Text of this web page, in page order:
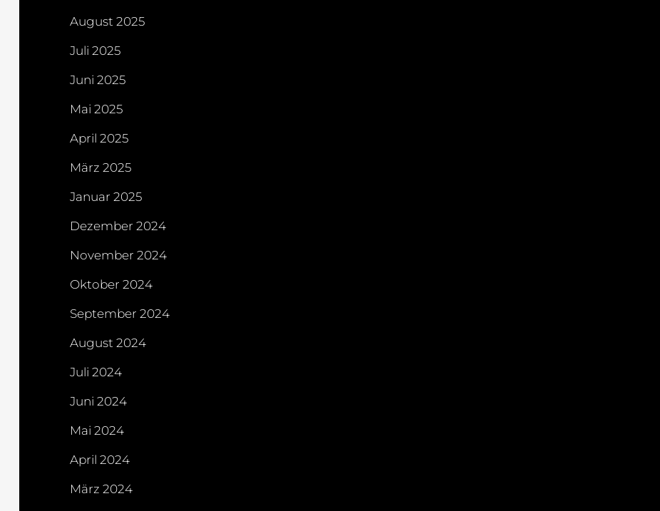
August 2025
Juli 2025
Juni 2025
Mai 2025
April 2025
März 2025
Januar 2025
Dezember 2024
November 2024
Oktober 2024
September 2024
August 2024
Juli 2024
Juni 2024
Mai 2024
April 2024
März 2024